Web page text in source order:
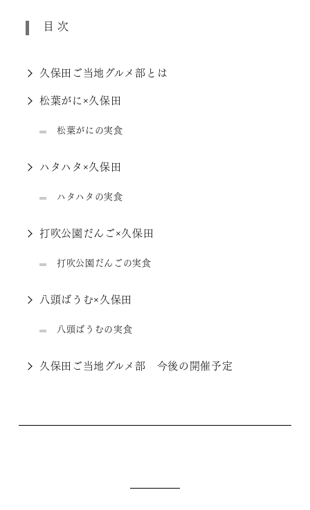
目次
久保田ご当地グルメ部とは
松葉がに×久保田
松葉がにの実食
ハタハタ×久保田
ハタハタの実食
打吹公園だんご×久保田
打吹公園だんごの実食
八頭ばうむ×久保田
八頭ばうむの実食
久保田ご当地グルメ部 今後の開催予定